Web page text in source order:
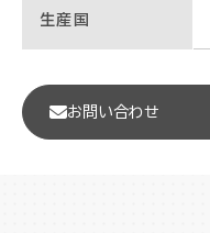
生産国
お問い合わせ